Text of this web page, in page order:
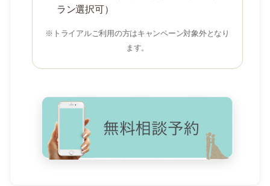
ラン選択可）
※トライアルご利用の方はキャンペーン対象外となり
ます。